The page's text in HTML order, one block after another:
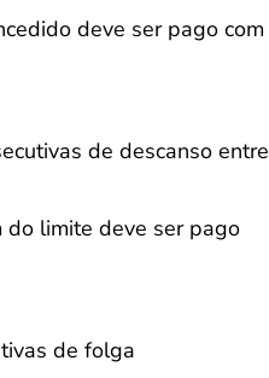
deve ser pago com
de descanso entre
do limite deve ser pago
de folga